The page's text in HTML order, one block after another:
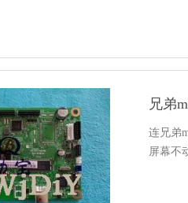
兄弟
连兄弟
屏幕不